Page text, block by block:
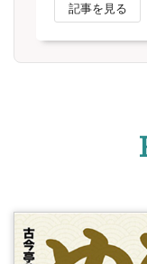
記事を見る